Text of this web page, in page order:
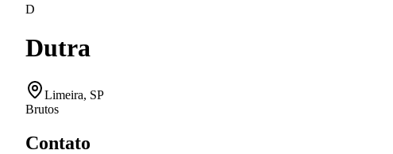
D
Dutra
Limeira, SP
Brutos
Contato